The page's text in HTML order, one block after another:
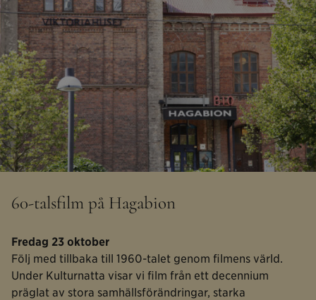
60-talsfilm på Hagabion
Fredag 23 oktober
Följ med tillbaka till 1960-talet genom filmens värld.
Under Kulturnatta visar vi film från ett decennium
präglat av stora samhällsförändringar, starka